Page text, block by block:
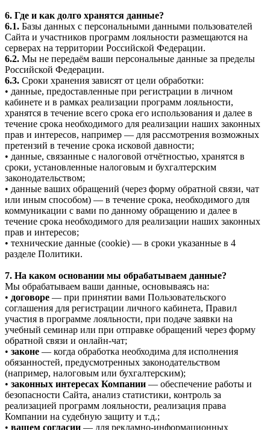
6. Где и как долго хранятся данные?
6.1. Базы данных с персональными данными пользователей
Сайта и участников программ лояльности размещаются на
серверах на территории Российской Федерации.
6.2. Мы не передаём ваши персональные данные за пределы
Российской Федерации.
6.3. Сроки хранения зависят от цели обработки:
• данные, предоставленные при регистрации в личном
кабинете и в рамках реализации программ лояльности,
хранятся в течение всего срока его использования и далее в
течение срока необходимого для реализации наших законных
прав и интересов, например — для рассмотрения возможных
претензий в течение срока исковой давности;
• данные, связанные с налоговой отчётностью, хранятся в
сроки, установленные налоговым и бухгалтерским
законодательством;
• данные ваших обращений (через форму обратной связи, чат
или иным способом) — в течение срока, необходимого для
коммуникации с вами по данному обращению и далее в
течение срока необходимого для реализации наших законных
прав и интересов;
• технические данные (cookie) — в сроки указанные в 4
разделе Политики.
7. На каком основании мы обрабатываем данные?
Мы обрабатываем ваши данные, основываясь на:
• договоре — при принятии вами Пользовательского
соглашения для регистрации личного кабинета, Правил
участия в программе лояльности, при подаче заявки на
учебный семинар или при отправке обращений через форму
обратной связи и онлайн-чат;
• законе — когда обработка необходима для исполнения
обязанностей, предусмотренных законодательством
(например, налоговым или бухгалтерским);
• законных интересах Компании — обеспечение работы и
безопасности Сайта, анализ статистики, контроль за
реализацией программ лояльности, реализация права
Компании на судебную защиту и т.д.;
• вашем согласии — для рекламно-информационных